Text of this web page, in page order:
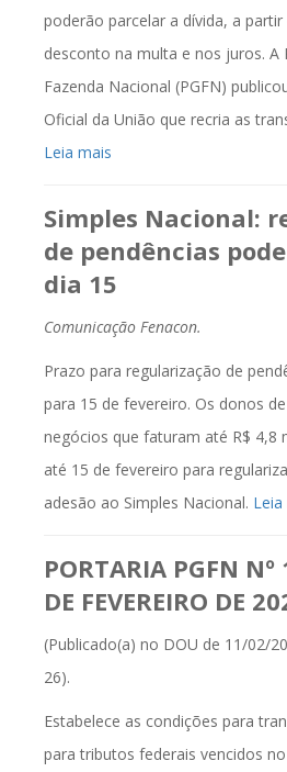
poderão parcelar a dívida, a
desconto na multa e nos juros. A
Fazenda Nacional (PGFN)
Oficial da União que recria as
Leia mais
Simples Nacional:
de pendências
dia 15
Comunicação Fenacon.
Prazo para regularização de
para 15 de fevereiro. Os donos
negócios que faturam até R$ 4,8
até 15 de fevereiro para
adesão ao Simples Nacional. Leia
PORTARIA PGFN Nº
DE FEVEREIRO DE
(Publicado(a) no DOU de 11/02/
26).
Estabelece as condições para
para tributos federais vencidos